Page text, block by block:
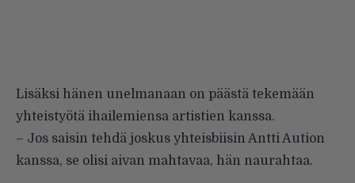
Lisäksi hänen unelmanaan on päästä tekemään
yhteistyötä ihailemiensa artistien kanssa.
– Jos saisin tehdä joskus yhteisbiisin Antti Aution
kanssa, se olisi aivan mahtavaa, hän naurahtaa.